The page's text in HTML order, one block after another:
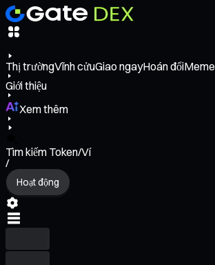
Thị trườngVĩnh cửuGiao ngayHoán đổiMeme
Giới thiệu
Xem thêm
Tìm kiếm Token/Ví
/
Hoạt động